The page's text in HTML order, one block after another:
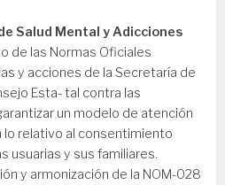
Salud Mental y Adicciones
de las Normas Oficiales
y acciones de la Secretaría de
Esta- tal contra las
un modelo de atención
lo relativo al consentimiento
usuarias y sus familiares.
y armonización de la NOM-028